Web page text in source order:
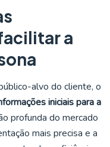
a
alvo do cliente, o
iniciais para a
profunda do mercado
mais precisa e a